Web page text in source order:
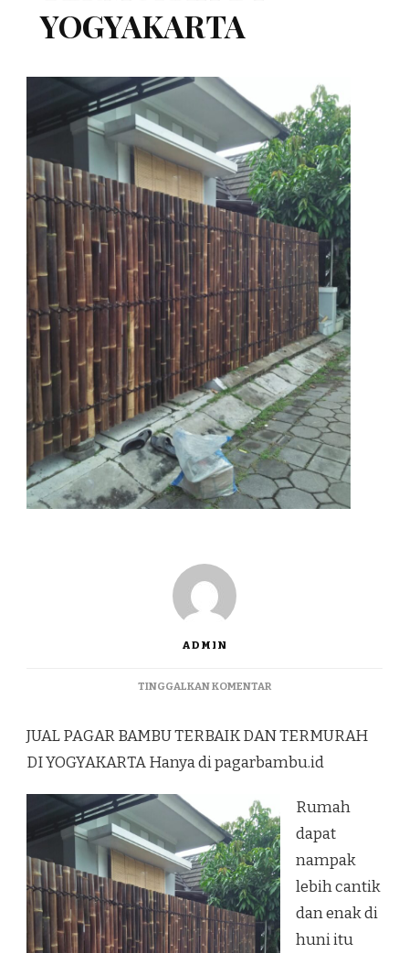
YOGYAKARTA
ADMIN
TINGGALKAN KOMENTARPADA
BAMBU
TERBAIK
DI
YOGYAKARTA
JUAL PAGAR BAMBU TERBAIK DAN TERMURAH
DI YOGYAKARTA Hanya di pagarbambu.id
Rumah
dapat
nampak
lebih cantik
dan enak di
huni itu